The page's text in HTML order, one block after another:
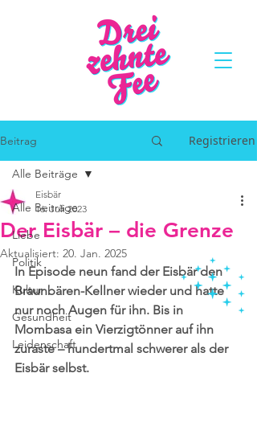
Beitrag Registrieren
Alle Beiträge
Liebe
Politik
Kultur
Gesundheit
Leidenschaft
Alle Beiträge
Der Eisbär – die Grenze
Eisbär
16. Juli 2023
Aktualisiert: 20. Jan. 2025
In Episode neun fand der Eisbär den
Braunbären-Kellner wieder und hatte
nur noch Augen für ihn. Bis in
Mombasa ein Vierzigtönner auf ihn
zuraste – hundertmal schwerer als der
Eisbär selbst.